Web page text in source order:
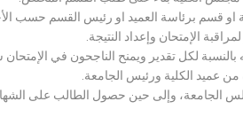
قسم برئاسة العميد او رئيس القسم حسب
الإمتحان وإعداد النتيجة.
لكل تقدير ويمنح الناجحون في الإمتحان
من عميد الكلية ورئيس الجامعة.
الجامعة، وإلى حين حصول الطالب على